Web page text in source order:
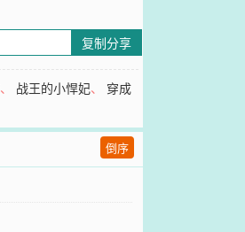
复制分享
、 战王的小悍妃、 穿成
倒序